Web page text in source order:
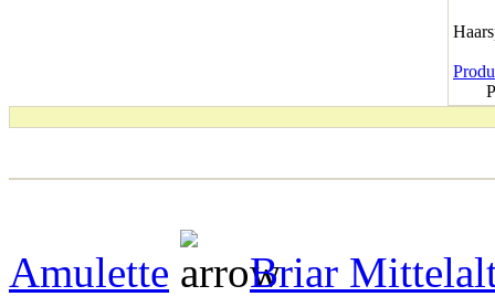
Amulette
Briar